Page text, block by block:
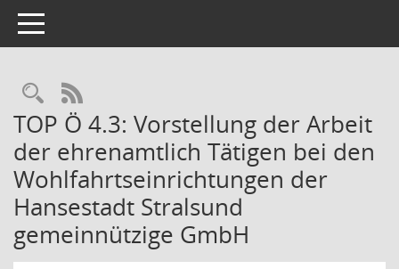
Toggle navigation
Rechercheauswahl
RSS-Feed
TOP Ö 4.3: Vorstellung der Arbeit
der ehrenamtlich Tätigen bei den
Wohlfahrtseinrichtungen der
Hansestadt Stralsund
gemeinnützige GmbH